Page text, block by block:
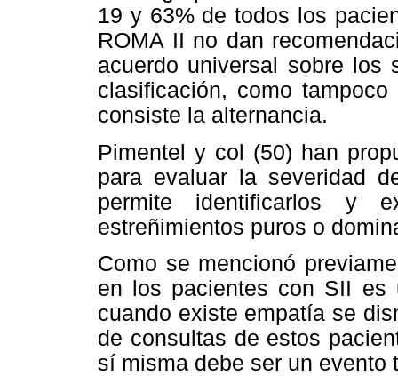
19 y 63% de todos los
ROMA II no dan
acuerdo universal sobre
clasificación, como
consiste la alternancia.
Pimentel y col (50) han
para evaluar la severidad
permite identificarlos y
estreñimientos puros o
Como se mencionó
en los pacientes con SII es
cuando existe empatía se
de consultas de estos
sí misma debe ser un evento